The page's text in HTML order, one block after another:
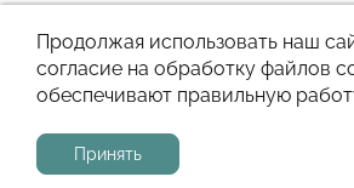
Гарантия
Недавно просмотренное
Сайт работает на системе
Продолжая использовать наш
согласие на обработку файлов
обеспечивают правильную
Принять